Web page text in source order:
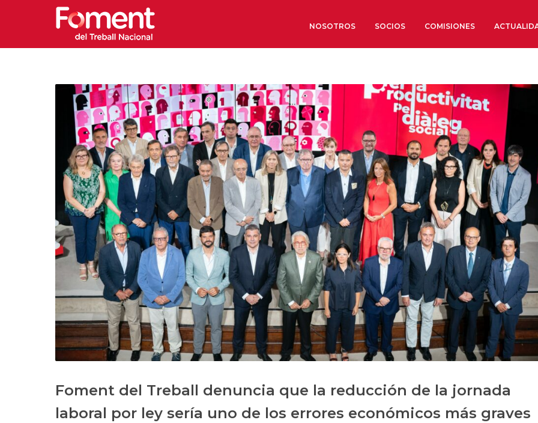
NOSOTROS
Órganos de Gobierno
Órganos Consultivos
Estructura Ejecutiva
Institut d’Estudis
Organizaciones sectoriales
Sociedad Barcelonesa de
Económicos y Sociales
Organizaciones
Conoce más
Historia
Galería de Presidentes
Biblioteca Archivo
Sede Social
SOCIOS COMISIONES
Foment del Treball denuncia que la reducción de la jornada
laboral por ley sería uno de los errores económicos más graves